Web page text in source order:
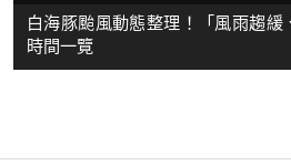
白海豚颱風動態整理！「風雨趨緩
時間一覽